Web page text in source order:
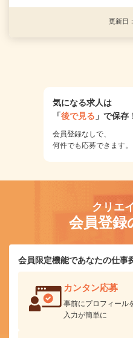
更新日
気になる求人は
「後で見る 」で保存
会員登録なしで、
何件でも応募できます。
クリエ
会員登録
会員限定機能であなたの仕事
カンタン応募
事前にプロフィール
入力が簡単に